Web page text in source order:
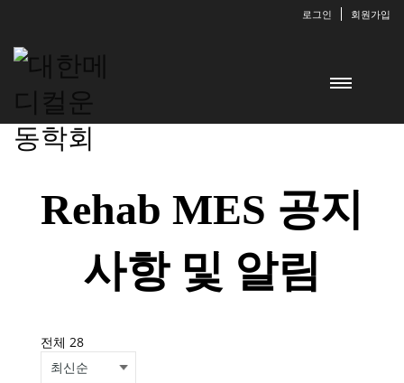
로그인 회원가입
Rehab MES 공지
사항 및 알림
전체 28